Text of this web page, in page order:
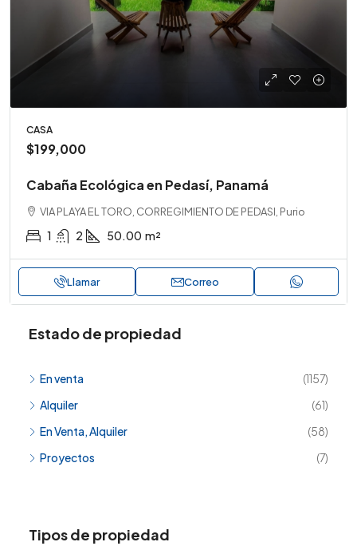
CASA
$199,000
Cabaña Ecológica en Pedasí, Panamá
VIA PLAYA EL TORO, CORREGIMIENTO DE PEDASI, Purio
1 2 50.00 m²
Llamar Correo
Estado de propiedad
En venta
(1157)
Alquiler
(61)
En Venta, Alquiler
(58)
Proyectos
(7)
Tipos de propiedad